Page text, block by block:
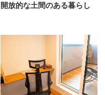
開放的な土間のある暮らし